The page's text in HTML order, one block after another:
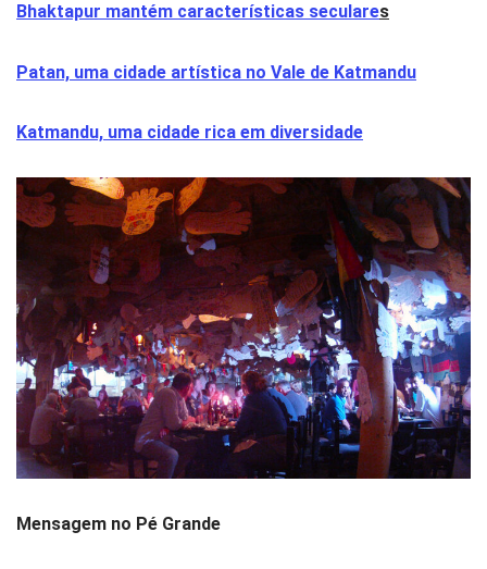
Bhaktapur mantém características seculares
Patan, uma cidade artística no Vale de Katmandu
Katmandu, uma cidade rica em diversidade
Mensagem no Pé Grande